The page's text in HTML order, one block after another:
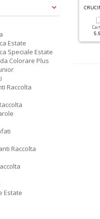
Estate
Speciale Estate
Colorare Plus
Raccolta
Raccolta
Estate